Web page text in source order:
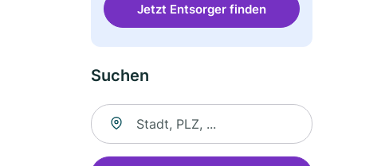
Jetzt Entsorger finden
Suchen
Suche nach Ort